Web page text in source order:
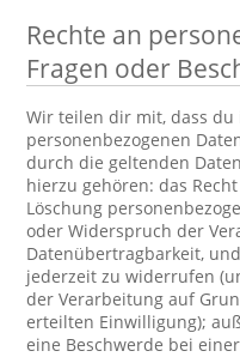
Rechte an
Fragen oder
Wir teilen dir mit, dass du
personenbezogenen
durch die geltenden
hierzu gehören: das
Löschung
oder Widerspruch der
Datenübertragbarkeit,
jederzeit zu widerrufen
der Verarbeitung auf
erteilten Einwilligung);
eine Beschwerde bei